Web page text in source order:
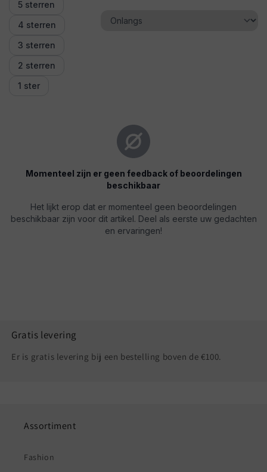
Gratis levering
Er is gratis levering bij een bestelling boven de €100.
Assortiment
Fashion